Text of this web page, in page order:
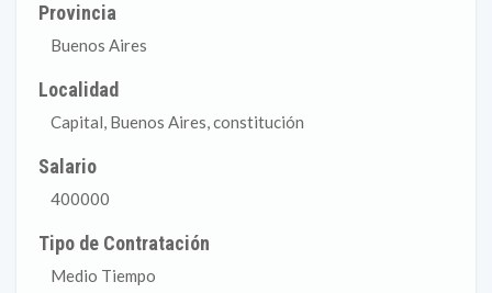
Provincia
Buenos Aires
Localidad
Capital, Buenos Aires, constitución
Salario
400000
Tipo de Contratación
Medio Tiempo